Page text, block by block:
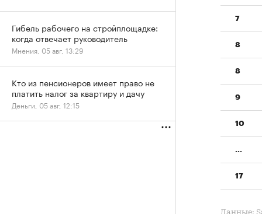
7
8
8
9
10
...
17
Гибель рабочего на стройплощадке:
когда отвечает руководитель
Мнения, 05 авг, 13:29
Кто из пенсионеров имеет право не
платить налог за квартиру и дачу
Деньги, 05 авг, 12:15